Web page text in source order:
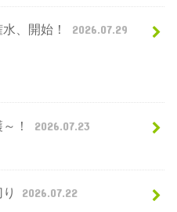
、開始！ 2026.07.29
！ 2026.07.23
2026.07.22